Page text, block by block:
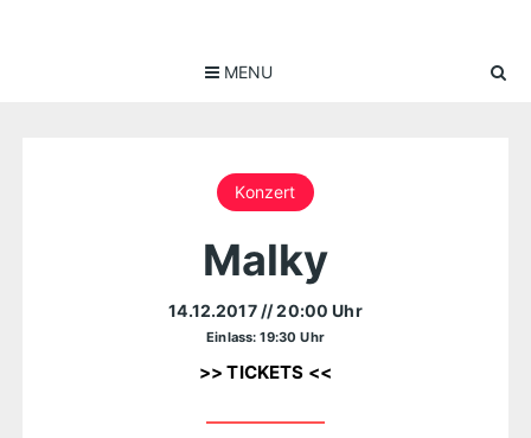
MENU
Konzert
Malky
14.12.2017 // 20:00 Uhr
Einlass: 19:30 Uhr
>> TICKETS <<